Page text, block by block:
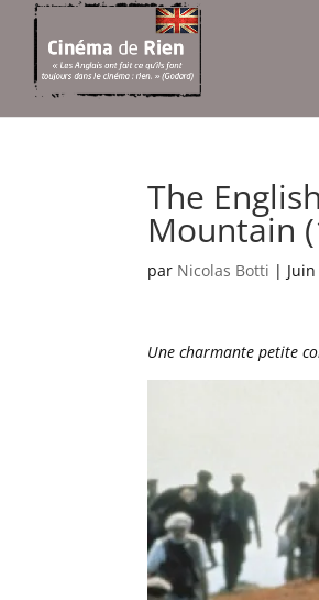
The
Mountain
par Nicolas Botti |
Une charmante petite